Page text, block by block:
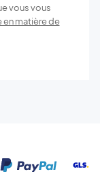
vous vous
matière de